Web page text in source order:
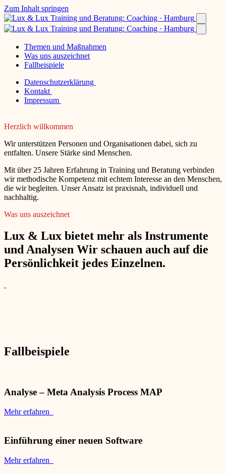
Zum Inhalt springen
Themen und Maßnahmen
Was uns auszeichnet
Fallbeispiele
Datenschutzerklärung
Kontakt
Impressum
Herzlich willkommen
Wir unterstützen Personen und Organisationen dabei, sich zu
entfalten. Unsere Stärke sind Menschen.
Mit über 25 Jahren Erfahrung in Training und Beratung verbinden
wir methodische Kompetenz mit echtem Interesse an den Menschen,
die wir begleiten. Unser Ansatz ist praxisnah, individuell und
nachhaltig.
Was uns auszeichnet
Lux & Lux bietet mehr als Instrumente
und Analysen Wir schauen auch auf die
Persönlichkeit jedes Einzelnen.
Fallbeispiele
Analyse – Meta Analysis Process MAP
Mehr erfahren
Einführung einer neuen Software
Mehr erfahren